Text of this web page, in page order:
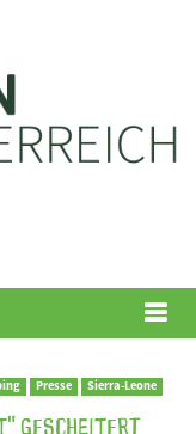
Presse Sierra-Leone
gescheitert